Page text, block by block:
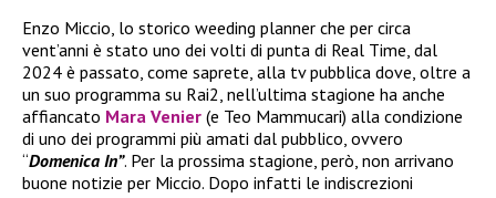
Enzo Miccio, lo storico weeding planner che per circa
vent’anni è stato uno dei volti di punta di Real Time, dal
2024 è passato, come saprete, alla tv pubblica dove, oltre a
un suo programma su Rai2, nell’ultima stagione ha anche
affiancato Mara Venier (e Teo Mammucari) alla condizione
di uno dei programmi più amati dal pubblico, ovvero
“Domenica In”. Per la prossima stagione, però, non arrivano
buone notizie per Miccio. Dopo infatti le indiscrezioni